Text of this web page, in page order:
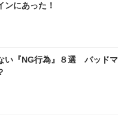
ンにあった！
い『NG行為』８選 バッドマ